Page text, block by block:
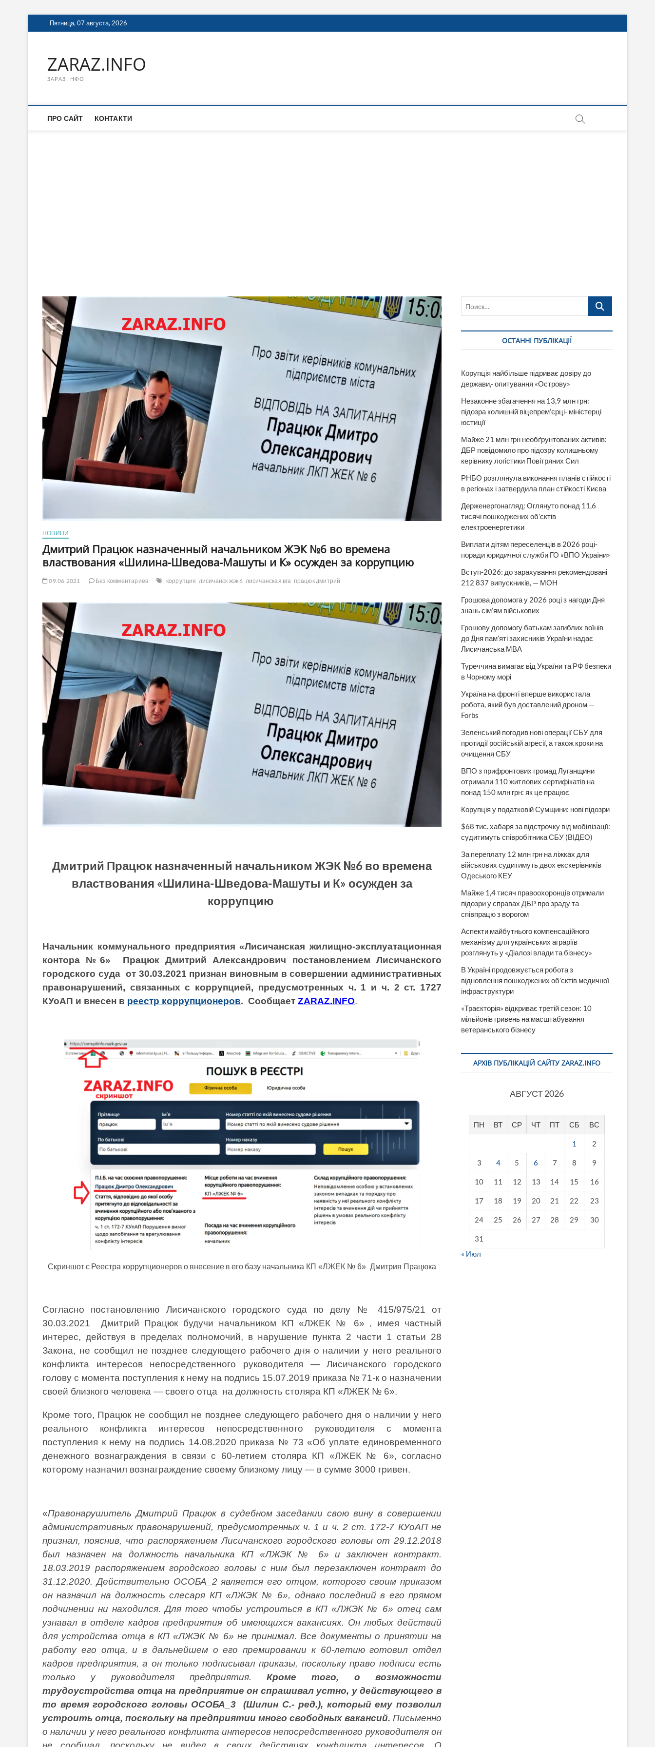
Перейти
к
Пятница, 07 августа, 2026
ZARAZ.INFO
ЗАРАЗ.ІНФО
ПРО САЙТ КОНТАКТИ
НОВИНИ
Дмитрий Працюк назначенный начальником ЖЭК №6 во времена
властвования «Шилина-Шведова-Машуты и К» осужден за коррупцию
09.06.2021 Без комментариев коррупция лисичанск жэк 6 лисичанская вга працюк дмитрий
Дмитрий Працюк назначенный начальником ЖЭК №6 во времена
властвования «Шилина-Шведова-Машуты и К» осужден за
коррупцию
Начальник коммунального предприятия «Лисичанская жилищно-эксплуатационная
контора №6» Працюк Дмитрий Александрович постановлением Лисичанского
городского суда от 30.03.2021 признан виновным в совершении административных
правонарушений, связанных с коррупцией, предусмотренных ч. 1 и ч. 2 ст. 1727
КУоАП и внесен в реестр коррупционеров. Сообщает ZARAZ.INFO.
Скриншот с Реестра коррупционеров о внесение в его базу начальника КП «ЛЖЕК № 6» Дмитрия Працюка
Согласно постановлению Лисичанского городского суда по делу № 415/975/21 от
30.03.2021 Дмитрий Працюк будучи начальником КП «ЛЖЕК № 6» , имея частный
интерес, действуя в пределах полномочий, в нарушение пункта 2 части 1 статьи 28
Закона, не сообщил не позднее следующего рабочего дня о наличии у него реального
конфликта интересов непосредственного руководителя — Лисичанского городского
голову с момента поступления к нему на подпись 15.07.2019 приказа № 71-к о назначении
своей близкого человека — своего отца на должность столяра КП «ЛЖЕК № 6».
Кроме того, Працюк не сообщил не позднее следующего рабочего дня о наличии у него
реального конфликта интересов непосредственного руководителя с момента
поступления к нему на подпись 14.08.2020 приказа № 73 «Об уплате единовременного
денежного вознаграждения в связи с 60-летием столяра КП «ЛЖЕК № 6», согласно
которому назначил вознаграждение своему близкому лицу — в сумме 3000 гривен.
«Правонарушитель Дмитрий Працюк в судебном заседании свою вину в совершении
административных правонарушений, предусмотренных ч. 1 и ч. 2 ст. 172-7 КУоАП не
признал, пояснив, что распоряжением Лисичанского городского головы от 29.12.2018
был назначен на должность начальника КП «ЛЖЭК № 6» и заключен контракт.
18.03.2019 распоряжением городского головы с ним был перезаключен контракт до
31.12.2020. Действительно ОСОБА_2 является его отцом, которого своим приказом
он назначил на должность слесаря ​​КП «ЛЖЭК № 6», однако последний в его прямом
подчинении ни находился. Для того чтобы устроиться в КП «ЛЖЭК № 6» отец сам
узнавал в отделе кадров предприятия об имеющихся вакансиях. Он любых действий
для устройства отца в КП «ЛЖЭК № 6» не принимал. Все документы о принятии на
работу его отца, и в дальнейшем о его премировании к 60-летию готовил отдел
кадров предприятия, а он только подписывал приказы, поскольку право подписи есть
только у руководителя предприятия.Кроме того, о возможности
трудоустройства отца на предприятие он спрашивал устно, у действующего в
то время городского головы ОСОБА_3 (Шилин С.- ред.), который ему позволил
устроить отца, поскольку на предприятии много свободных вакансий. Письменно
о наличии у него реального конфликта интересов непосредственного руководителя он
Поиск…
ОСТАННІ ПУБЛІКАЦІЇ
Корупція найбільше підриває довіру до
держави,- опитування «Острову»
Незаконне збагачення на 13,9 млн грн:
підозра колишній віцепрем’єрці- міністерці
юстиції
Майже 21 млн грн необґрунтованих активів:
ДБР повідомило про підозру колишньому
керівнику логістики Повітряних Сил
РНБО розглянула виконання планів стійкості
в регіонах і затвердила план стійкості Києва
Держенергонагляд: Оглянуто понад 11,6
тисячі пошкоджених об’єктів
електроенергетики
Виплати дітям переселенців в 2026 році-
поради юридичної служби ГО «ВПО України»
Вступ-2026: до зарахування рекомендовані
212 837 випускників, — МОН
Грошова допомога у 2026 році з нагоди Дня
знань сім’ям військових
Грошову допомогу батькам загиблих воїнів
до Дня пам’яті захисників України надає
Лисичанська МВА
Туреччина вимагає від України та РФ безпеки
в Чорному морі
Україна на фронті вперше використала
робота, який був доставлений дроном —
Forbs
Зеленський погодив нові операції СБУ для
протидії російській агресії, а також кроки на
очищення СБУ
ВПО з прифронтових громад Луганщини
отримали 110 житлових сертифікатів на
понад 150 млн грн: як це працює
Корупція у податковій Сумщини: нові підозри
$68 тис. хабаря за відстрочку від мобілізації:
судитимуть співробітника СБУ (ВІДЕО)
За переплату 12 млн грн на ліжках для
військових судитимуть двох екскерівників
Одеського КЕУ
Майже 1,4 тисяч правоохоронців отримали
підозри у справах ДБР про зраду та
співпрацю з ворогом
Аспекти майбутнього компенсаційного
механізму для українських аграріїв
розглянуть у «Діалозі влади та бізнесу»
В Україні продовжується робота з
відновлення пошкоджених об’єктів медичної
інфраструктури
«Траєкторія» відкриває третій сезон: 10
мільйонів гривень на масштабування
ветеранського бізнесу
АРХІВ ПУБЛІКАЦІЙ САЙТУ ZARAZ.INFO
АВГУСТ 2026
ПН ВТ СР ЧТ ПТ СБ ВС
1 2
3 4 5 6 7 8 9
10 11 12 13 14 15 16
17 18 19 20 21 22 23
24 25 26 27 28 29 30
31
« Июл